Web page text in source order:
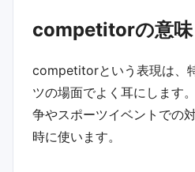
competitorの意味
competitorという表現は、
ツの場面でよく耳にします
争やスポーツイベントでの
時に使います。